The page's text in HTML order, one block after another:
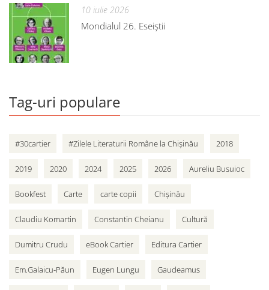
10 iulie 2026
Mondialul 26. Eseiștii
Tag-uri populare
#30cartier #Zilele Literaturii Române la Chișinău 2018
2019 2020 2024 2025 2026 Aureliu Busuioc
Bookfest Carte carte copii Chișinău
Claudiu Komartin Constantin Cheianu Cultură
Dumitru Crudu eBook Cartier Editura Cartier
Em.Galaicu-Păun Eugen Lungu Gaudeamus